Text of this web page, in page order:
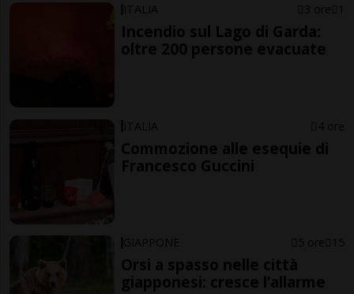
ITALIA 3 ore 1
Incendio sul Lago di Garda:
oltre 200 persone evacuate
ITALIA 4 ore
Commozione alle esequie di
Francesco Guccini
GIAPPONE 5 ore 15
Orsi a spasso nelle città
giapponesi: cresce l’allarme